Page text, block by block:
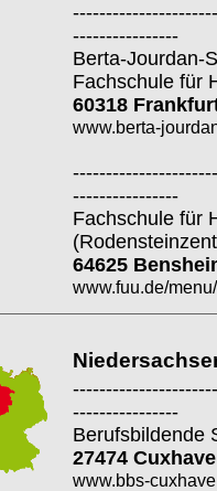
----------------
Berta-Jourdan-
Fachschule für
60318
www.berta-
----------------
Fachschule für
64625
www.fuu.de/
----------------
Berufsbildende
27474
www.bbs-